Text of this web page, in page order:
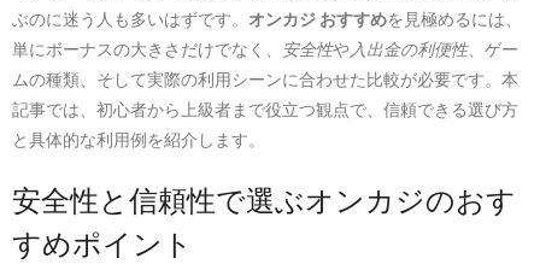
ぶのに迷う人も多いはずです。 オンカジ おすすめを見極めるには、
単にボーナスの大きさだけでなく、
安全性や入出金の利便性、ゲー
ムの種類、そして実際の利用シーンに合わせた比較が必要です。本
記事では、初心者から上級者まで役立つ観点で、信頼できる選び方
と具体的な利用例を紹介します。
安全性と信頼性で選ぶオンカジのおす
すめポイント